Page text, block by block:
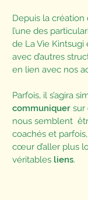
Depuis la création
l’une des
de La Vie Kintsugi
avec d’autres
en lien avec nos
Parfois, il s’agira
communiquer sur
nous semblent
coachés et
cœur d’aller plus
véritables liens.